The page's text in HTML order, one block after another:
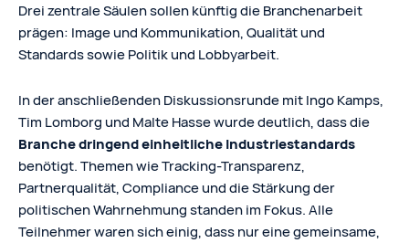
Drei zentrale Säulen sollen künftig die Branchenarbeit
prägen: Image und Kommunikation, Qualität und
Standards sowie Politik und Lobbyarbeit.
In der anschließenden Diskussionsrunde mit Ingo Kamps,
Tim Lomborg und Malte Hasse wurde deutlich, dass die
Branche dringend einheitliche Industriestandards
benötigt. Themen wie Tracking-Transparenz,
Partnerqualität, Compliance und die Stärkung der
politischen Wahrnehmung standen im Fokus. Alle
Teilnehmer waren sich einig, dass nur eine gemeinsame,